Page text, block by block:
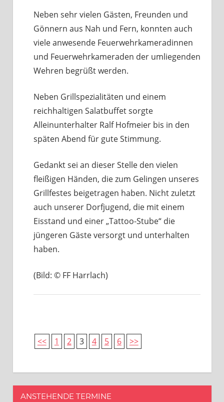
Neben sehr vielen Gästen, Freunden und
Gönnern aus Nah und Fern, konnten auch
viele anwesende Feuerwehrkameradinnen
und Feuerwehrkameraden der umliegenden
Wehren begrüßt werden.
Neben Grillspezialitäten und einem
reichhaltigen Salatbuffet sorgte
Alleinunterhalter Ralf Hofmeier bis in den
späten Abend für gute Stimmung.
Gedankt sei an dieser Stelle den vielen
fleißigen Händen, die zum Gelingen unseres
Grillfestes beigetragen haben. Nicht zuletzt
auch unserer Dorfjugend, die mit einem
Eisstand und einer „Tattoo-Stube“ die
jüngeren Gäste versorgt und unterhalten
haben.
(Bild: © FF Harrlach)
<< 1 2 3 4 5 6 >>
ANSTEHENDE TERMINE